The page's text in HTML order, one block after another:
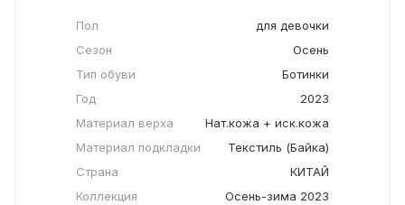
Пол
для девочки
Сезон
Осень
Тип обуви
Ботинки
Год
2023
Материал верха
Нат.кожа + иск.кожа
Материал подкладки
Текстиль (Байка)
Страна
КИТАЙ
Коллекция
Осень-зима 2023